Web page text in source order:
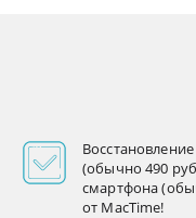
(обычно 490
смартфона
от MacTime!